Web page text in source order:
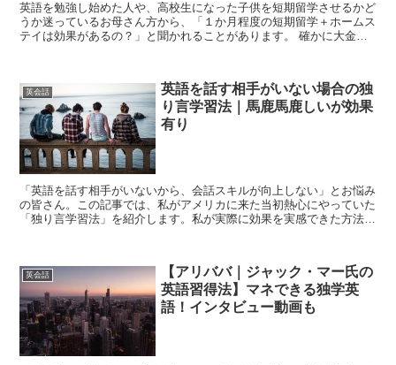
英語を勉強し始めた人や、高校生になった子供を短期留学させるかど
うか迷っているお母さん方から、「１か月程度の短期留学＋ホームス
テイは効果があるの？」と聞かれることがあります。 確かに大金を
英会話
英語を話す相手がいない場合の独
り言学習法｜馬鹿馬鹿しいが効果
有り
「英語を話す相手がいないから、会話スキルが向上しない」とお悩み
の皆さん。この記事では、私がアメリカに来た当初熱心にやっていた
「独り言学習法」を紹介します。私が実際に効果を実感できた方法を
英会話
【アリババ｜ジャック・マー氏の
英語習得法】マネできる独学英
語！インタビュー動画も